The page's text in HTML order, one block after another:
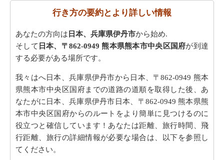
行き方の要約とより詳しい情報
あなたの方向は 日本、兵庫県伊丹市から始め.
そして 日本、〒862-0949 熊本県熊本市中央区国府が到達
する必要がある場所です。
我々はへ日本、兵庫県伊丹市から日本、〒862-0949 熊本
県熊本市中央区国府までの道路の道順を取得した後、あ
なたがに日本、兵庫県伊丹市日本、〒862-0949 熊本県熊
本市中央区国府からのルートをより簡単に見つけるのに
役立つと確信しています！あなたは距離、旅行時間、飛
行距離、旅行の詳細情報が必要な場合は、以下を参照し
てください。